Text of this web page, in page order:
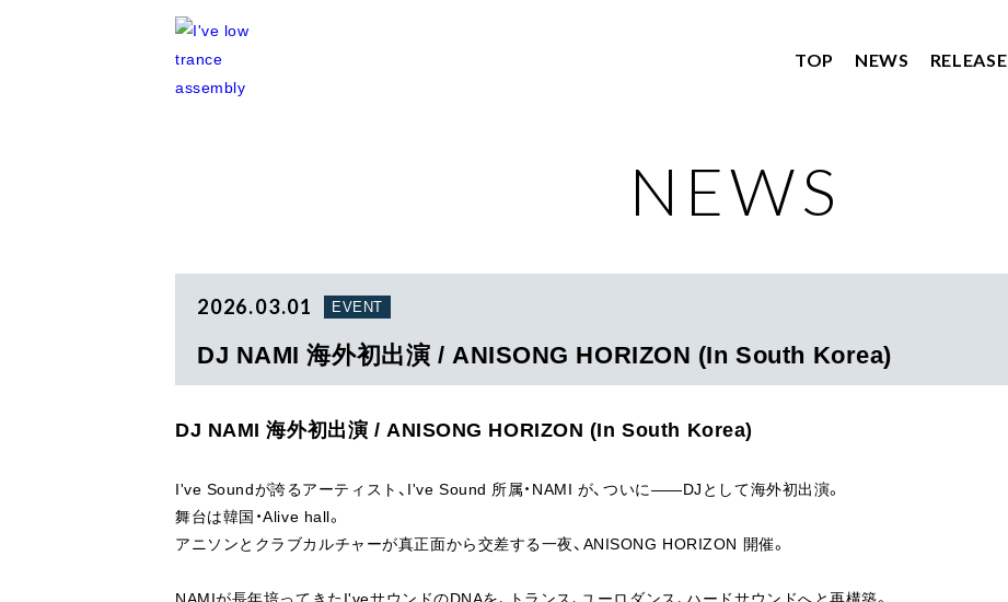
TOP NEWS RELEASE
RELEASE
NEWS
2026.03.01 EVENT
DJ NAMI 海外初出演 / ANISONG HORIZON (In South Korea)
DJ NAMI 海外初出演 / ANISONG HORIZON (In South Korea)
I've Soundが誇るアーティスト、I've Sound 所属・NAMI が、ついに――DJとして海外初出演。
舞台は韓国・Alive hall。
アニソンとクラブカルチャーが真正面から交差する一夜、ANISONG HORIZON 開催。